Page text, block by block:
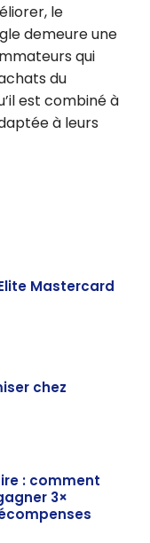
le
demeure une
qui
du
est combiné à
à leurs
Mastercard
chez
: comment
3×